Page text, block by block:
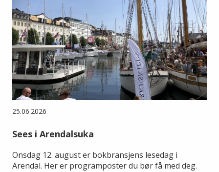
25.06.2026
Sees i Arendalsuka
Onsdag 12. august er bokbransjens lesedag i
Arendal. Her er programposter du bør få med deg.